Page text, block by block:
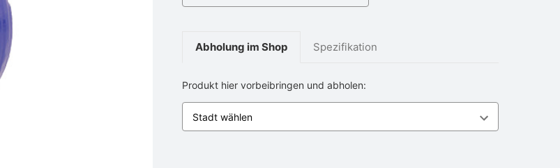
Abholung im Shop Spezifikation
Produkt hier vorbeibringen und abholen: